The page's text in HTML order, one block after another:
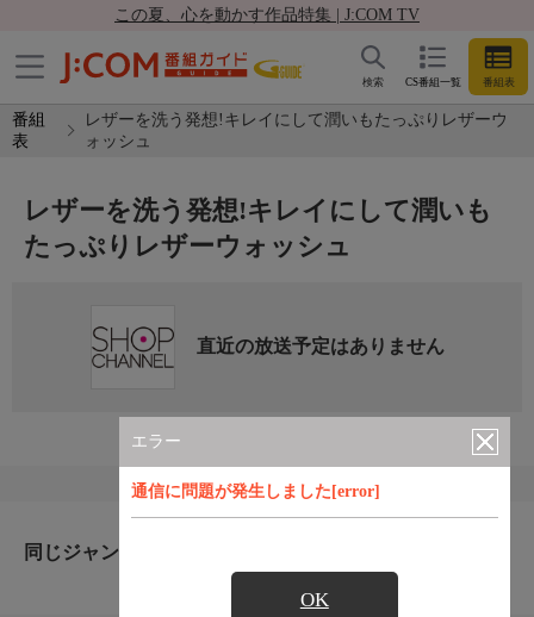
この夏、心を動かす作品特集 | J:COM TV
CS番組一覧 番組表
検索
番組
表
レザーを洗う発想!キレイにして潤いもたっぷりレザーウ
ォッシュ
エラー
通信に問題が発生しました[error]
OK
レザーを洗う発想!キレイにして潤いも
たっぷりレザーウォッシュ
直近の放送予定はありません
同じジャンルのおすすめ番組